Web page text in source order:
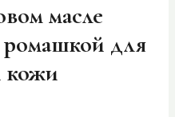
масле
ромашкой для
кожи